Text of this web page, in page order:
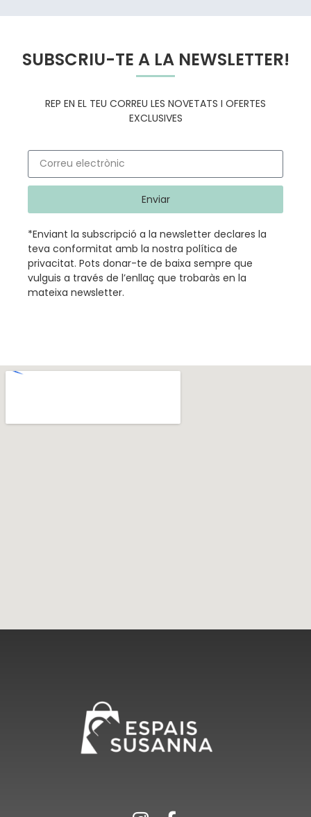
SUBSCRIU-TE A LA NEWSLETTER!
REP EN EL TEU CORREU LES NOVETATS I OFERTES
EXCLUSIVES
Enviar
*Enviant la subscripció a la newsletter declares la
teva conformitat amb la nostra política de
privacitat. Pots donar-te de baixa sempre que
vulguis a través de l’enllaç que trobaràs en la
mateixa newsletter.